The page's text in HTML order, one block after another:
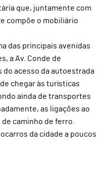
que, juntamente com
compõe o mobiliário
das principais avenidas
a Av. Conde de
do acesso da autoestrada
chegar às turísticas
ainda de transportes
as ligações ao
caminho de ferro.
da cidade a poucos